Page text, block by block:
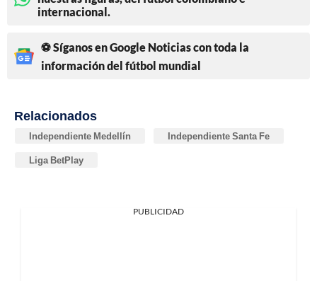
internacional.
⚽ Síganos en Google Noticias con toda la
información del fútbol mundial
Relacionados
Independiente Medellín Independiente Santa Fe
Liga BetPlay
PUBLICIDAD